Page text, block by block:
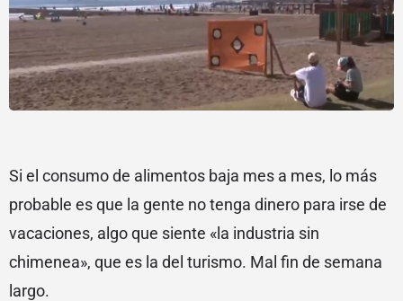
Si el consumo de alimentos baja mes a mes, lo más
probable es que la gente no tenga dinero para irse de
vacaciones, algo que siente «la industria sin
chimenea», que es la del turismo. Mal fin de semana
largo.